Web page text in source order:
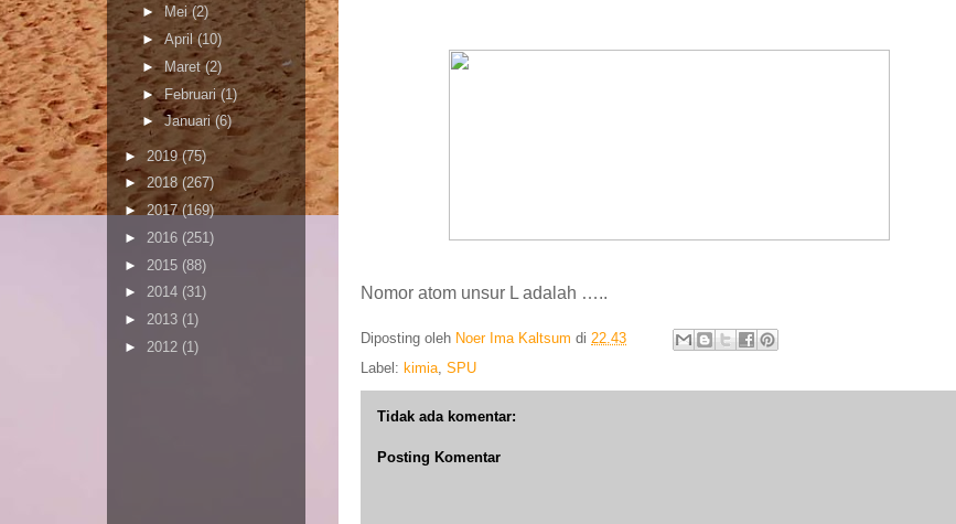
Nomor atom unsur L adalah …..
Diposting oleh Noer Ima Kaltsum di 22.43
Label: kimia SPU
Tidak ada komentar:
Posting Komentar
►Mei(2)
►April(10)
► Maret(2)
►Februari(1)
►Januari(6)
► 2019(75)
► 2018 (267)
► 2017(169)
► 2016 (251)
► 2015 (88)
► 2014 (31)
► 2013 (1)
► 2012 (1)